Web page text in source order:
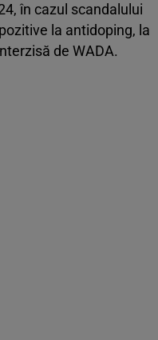
în cazul scandalului
la antidoping, la
de WADA.